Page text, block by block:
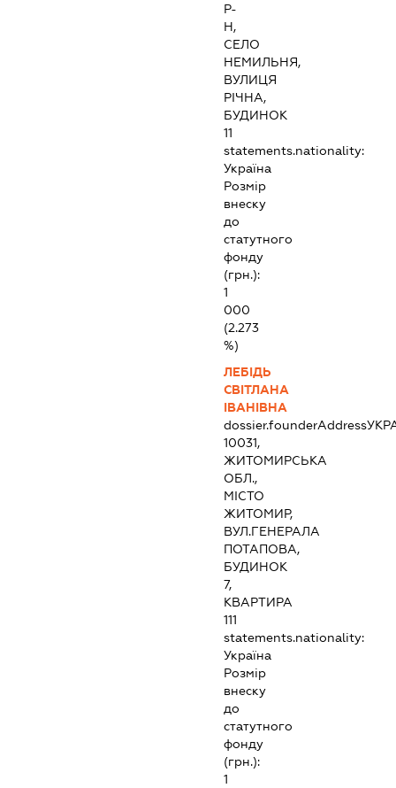
Р-
Н,
СЕЛО
НЕМИЛЬНЯ,
ВУЛИЦЯ
РІЧНА,
БУДИНОК
11
statements.nationality:
Україна
Розмір
внеску
до
статутного
фонду
(грн.):
1
000
(2.273
%)
ЛЕБІДЬ
СВІТЛАНА
ІВАНІВНА
dossier.founderAddress
10031,
ЖИТОМИРСЬКА
ОБЛ.,
МІСТО
ЖИТОМИР,
ВУЛ.ГЕНЕРАЛА
ПОТАПОВА,
БУДИНОК
7,
КВАРТИРА
111
statements.nationality:
Україна
Розмір
внеску
до
статутного
фонду
(грн.):
1